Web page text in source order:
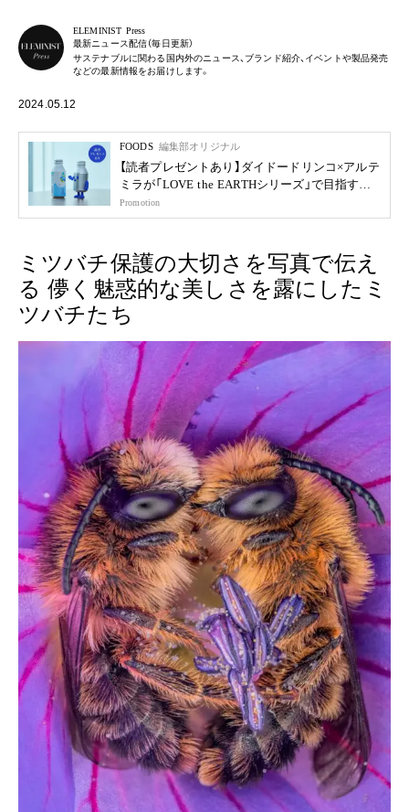
ELEMINIST Press
最新ニュース配信（毎日更新）
サステナブルに関わる国内外のニュース、ブランド紹介、イベントや製品発売
などの最新情報をお届けします。
2024.05.12
FOODS 編集部オリジナル
【読者プレゼントあり】ダイドードリンコ×アルテ
ミラが「LOVE the EARTHシリーズ」で目指す未
来
Promotion
ミツバチ保護の大切さを写真で伝え
る 儚く魅惑的な美しさを露にしたミ
ツバチたち